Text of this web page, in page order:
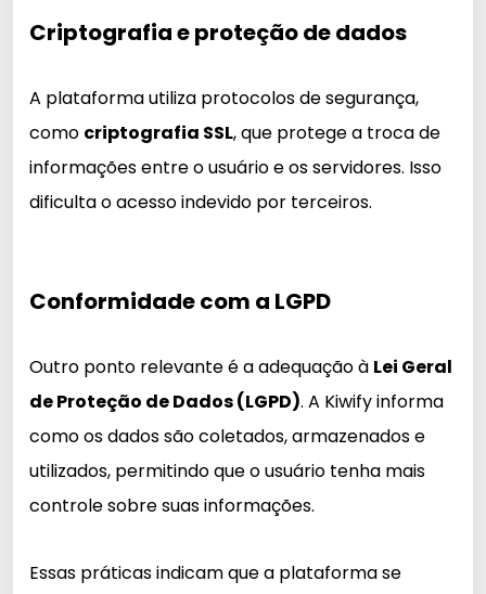
Criptografia e proteção de dados
A plataforma utiliza protocolos de segurança,
como criptografia SSL, que protege a troca de
informações entre o usuário e os servidores. Isso
dificulta o acesso indevido por terceiros.
Conformidade com a LGPD
Outro ponto relevante é a adequação à Lei Geral
de Proteção de Dados (LGPD). A Kiwify informa
como os dados são coletados, armazenados e
utilizados, permitindo que o usuário tenha mais
controle sobre suas informações.
Essas práticas indicam que a plataforma se